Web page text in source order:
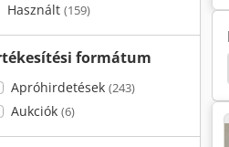
Használt (159)
formátum
Apróhirdetések (243)
Aukciók (6)
Sc 2C Scm Nova Si 400